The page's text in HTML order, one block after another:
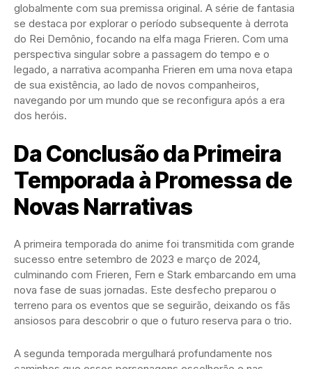
globalmente com sua premissa original. A série de fantasia
se destaca por explorar o período subsequente à derrota
do Rei Demônio, focando na elfa maga Frieren. Com uma
perspectiva singular sobre a passagem do tempo e o
legado, a narrativa acompanha Frieren em uma nova etapa
de sua existência, ao lado de novos companheiros,
navegando por um mundo que se reconfigura após a era
dos heróis.
Da Conclusão da Primeira
Temporada à Promessa de
Novas Narrativas
A primeira temporada do anime foi transmitida com grande
sucesso entre setembro de 2023 e março de 2024,
culminando com Frieren, Fern e Stark embarcando em uma
nova fase de suas jornadas. Este desfecho preparou o
terreno para os eventos que se seguirão, deixando os fãs
ansiosos para descobrir o que o futuro reserva para o trio.
A segunda temporada mergulhará profundamente nos